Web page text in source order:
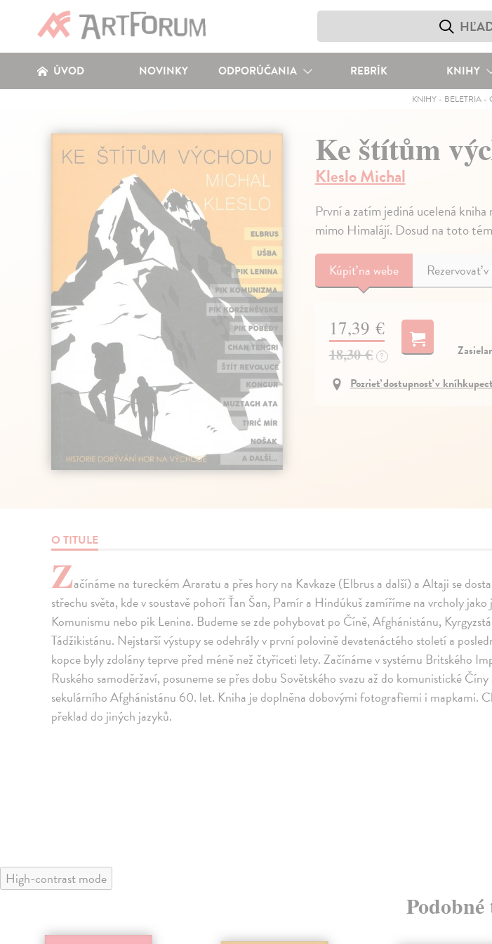
ÚVOD NOVINKY ODPORÚČANIA REBRÍK KNIHY
KNIHY- BELETRIA-
Ke štítům
Kleslo Michal
První a zatím jediná ucelená
mimo Himalájí. Dosud na toto
Kúpiťna webe Rezervovať
17,39 €
18,30 € ?
Pozrieť dostupnosť v
O TITULE
Začínáme na tureckém Araratu a přes hory na Kavkaze (Elbrus a další) a Altaji se
střechu světa, kde v soustavě pohoří Ťan Šan, Pamír a Hindúkuš zamíříme na vrcholy jako
Komunismu nebo pik Lenina. Budeme se zde pohybovat po Číně, Afghánistánu,
Tádžikistánu. Nejstarší výstupy se odehrály v první polovině devatenáctého století a
kopce byly zdolány teprve před méně než čtyřiceti lety. Začínáme v systému Britského
Ruského samoděržaví, posuneme se přes dobu Sovětského svazu až do komunistické Číny
sekulárního Afghánistánu 60. let. Kniha je doplněna dobovými fotografiemi i mapkami.
překlad do jiných jazyků.
High-contrast mode